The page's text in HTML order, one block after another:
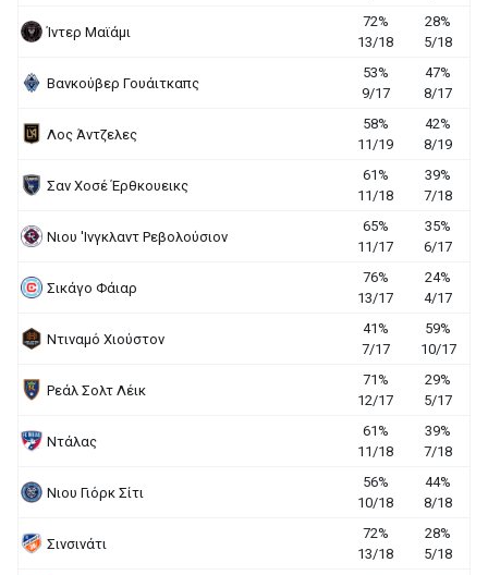
Ίντερ Μαϊάμι
72%
13/18
28%
5/18
Βανκούβερ Γουάιτκαπς
53%
9/17
47%
8/17
Λος Άντζελες
58%
11/19
42%
8/19
Σαν Χοσέ Έρθκουεικς
61%
11/18
39%
7/18
Νιου 'Ινγκλαντ Ρεβολούσιον
65%
11/17
35%
6/17
Σικάγο Φάιαρ
76%
13/17
24%
4/17
Ντιναμό Χιούστον
41%
7/17
59%
10/17
Ρεάλ Σολτ Λέικ
71%
12/17
29%
5/17
Ντάλας
61%
11/18
39%
7/18
Νιου Γιόρκ Σίτι
56%
10/18
44%
8/18
Σινσινάτι
72%
13/18
28%
5/18